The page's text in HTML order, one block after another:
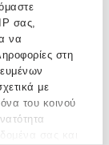
σας,
να
στη
με
του κοινού